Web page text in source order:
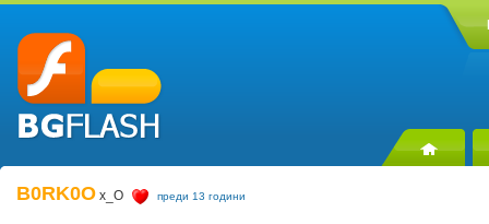
B0RK0O x_O преди 13 години